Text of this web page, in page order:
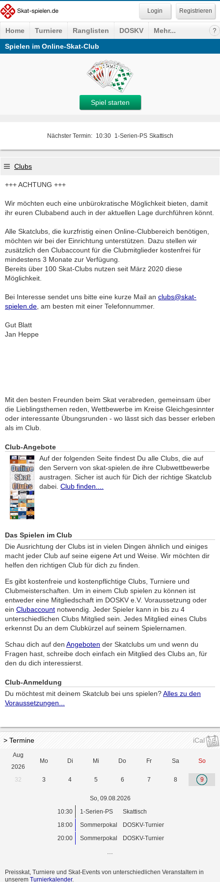
Registrieren
Home Turniere Ranglisten DOSKV
Mehr...
Spielen im Online-Skat-Club
Spiel starten
Nächster Termin: 10:30 1-Serien-PS Skattisch
Clubs
+++ ACHTUNG +++
Wir möchten euch eine unbürokratische Möglichkeit bieten, damit
ihr euren Clubabend auch in der aktuellen Lage durchführen könnt.
Alle Skatclubs, die kurzfristig einen Online-Clubbereich benötigen,
möchten wir bei der Einrichtung unterstützen. Dazu stellen wir
zusätzlich den Clubaccount für die Clubmitglieder kostenfrei für
mindestens 3 Monate zur Verfügung.
Bereits über 100 Skat-Clubs nutzen seit März 2020 diese
Möglichkeit.
Bei Interesse sendet uns bitte eine kurze Mail an clubs@skat-
spielen.de , am besten mit einer Telefonnummer.
Gut Blatt
Jan Heppe
Mit den besten Freunden beim Skat verabreden, gemeinsam über
die Lieblingsthemen reden, Wettbewerbe im Kreise Gleichgesinnter
oder interessante Übungsrunden - wo lässt sich das besser erleben
als im Club.
Club-Angebote
Auf der folgenden Seite findest Du alle Clubs, die auf
den Servern von skat-spielen.de ihre Clubwettbewerbe
austragen. Sicher ist auch für Dich der richtige Skatclub
dabei. Club finden....
Das Spielen im Club
Die Ausrichtung der Clubs ist in vielen Dingen ähnlich und einiges
macht jeder Club auf seine eigene Art und Weise. Wir möchten dir
helfen den richtigen Club für dich zu finden.
Es gibt kostenfreie und kostenpflichtige Clubs, Turniere und
Clubmeisterschaften. Um in einem Club spielen zu können ist
entweder eine Mitgliedschaft im DOSKV e.V. Voraussetzung oder
ein Clubaccount notwendig. Jeder Spieler kann in bis zu 4
unterschiedlichen Clubs Mitglied sein. Jedes Mitglied eines Clubs
erkennst Du an dem Clubkürzel auf seinem Spielernamen.
Schau dich auf den Angeboten der Skatclubs um und wenn du
Fragen hast, schreibe doch einfach ein Mitglied des Clubs an, für
den du dich interessierst.
Club-Anmeldung
Du möchtest mit deinem Skatclub bei uns spielen?Alles zu den
Voraussetzungen...
> Termine iCal
Aug
2026
Mo Di Mi Do Fr Sa So
32 3 4 5 6 7 8 9
So, 09.08.2026
10:30
1-Serien-PS
Skattisch
18:00
Sommerpokal
DOSKV-Turnier
20:00
Sommerpokal DOSKV-Turnier
...
Preisskat, Turniere und Skat-Events von unterschiedlichen Veranstaltern in
unserem Turnierkalender.